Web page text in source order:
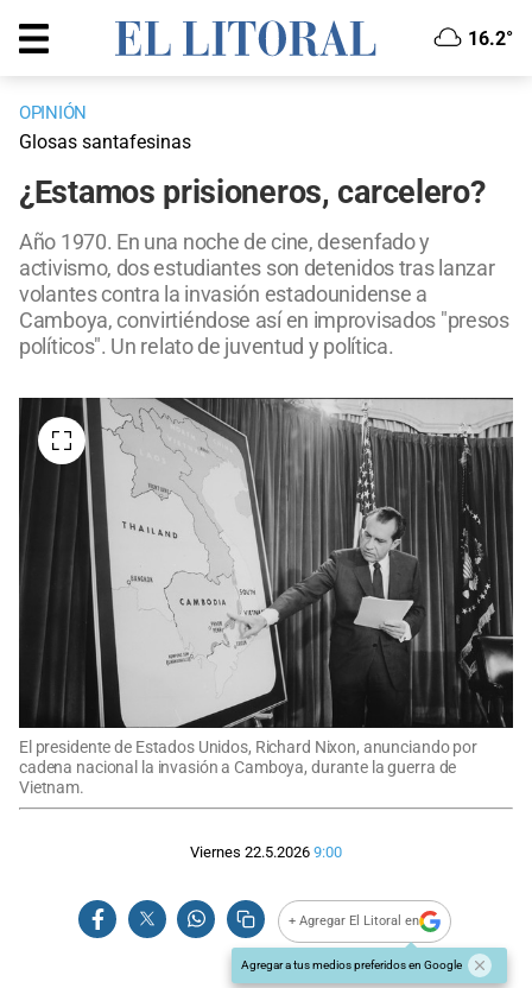
16.2°
OPINIÓN
Glosas santafesinas
¿Estamos prisioneros, carcelero?
Año 1970. En una noche de cine, desenfado y
activismo, dos estudiantes son detenidos tras lanzar
volantes contra la invasión estadounidense a
Camboya, convirtiéndose así en improvisados "presos
políticos". Un relato de juventud y política.
El presidente de Estados Unidos, Richard Nixon, anunciando por
cadena nacional la invasión a Camboya, durante la guerra de
Vietnam.
Viernes 22.5.2026 9:00
+ Agregar El Litoral en
Agregar a tus medios preferidos en Google